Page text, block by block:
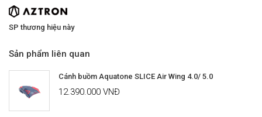
SP thương hiệu này
Sản phẩm liên quan
Cánh buồm Aquatone SLICE Air Wing 4.0/ 5.0
12.390.000 VNĐ